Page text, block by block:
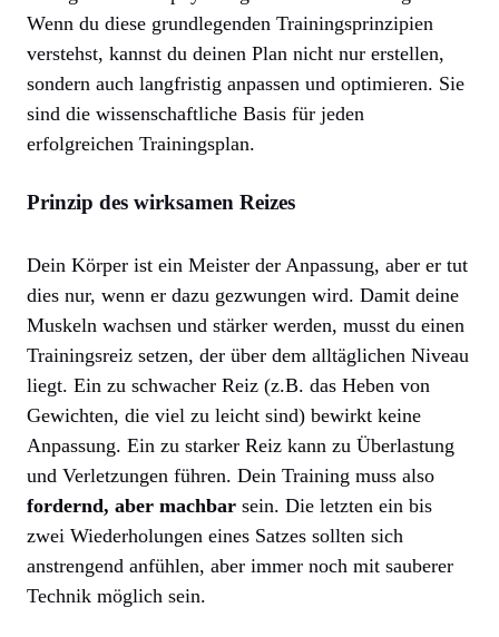
Wenn du diese grundlegenden Trainingsprinzipien
verstehst, kannst du deinen Plan nicht nur erstellen,
sondern auch langfristig anpassen und optimieren. Sie
sind die wissenschaftliche Basis für jeden
erfolgreichen Trainingsplan.
Prinzip des wirksamen Reizes
Dein Körper ist ein Meister der Anpassung, aber er tut
dies nur, wenn er dazu gezwungen wird. Damit deine
Muskeln wachsen und stärker werden, musst du einen
Trainingsreiz setzen, der über dem alltäglichen Niveau
liegt. Ein zu schwacher Reiz (z.B. das Heben von
Gewichten, die viel zu leicht sind) bewirkt keine
Anpassung. Ein zu starker Reiz kann zu Überlastung
und Verletzungen führen. Dein Training muss also
fordernd, aber machbar sein. Die letzten ein bis
zwei Wiederholungen eines Satzes sollten sich
anstrengend anfühlen, aber immer noch mit sauberer
Technik möglich sein.